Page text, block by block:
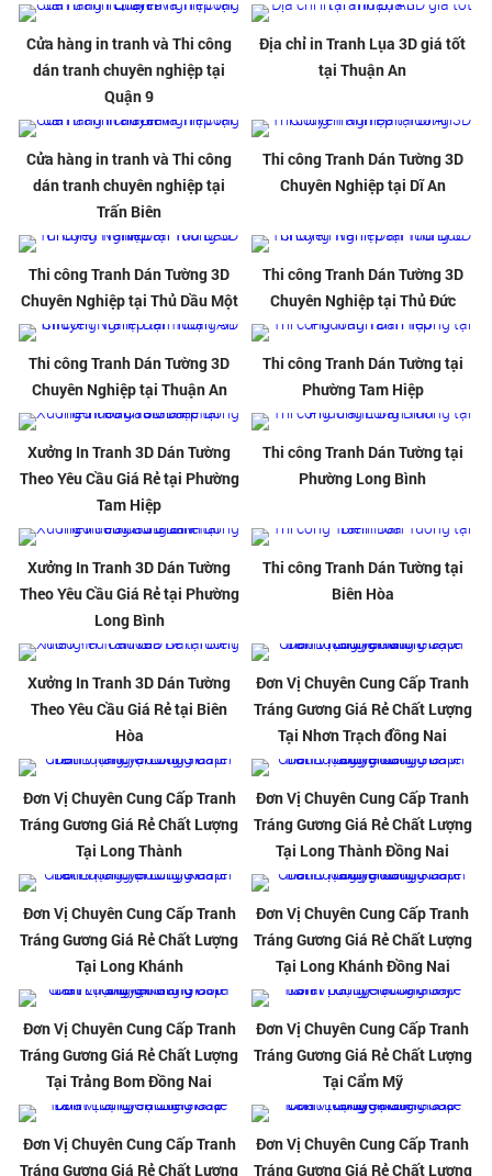
Cửa hàng in tranh và Thi công
dán tranh chuyên nghiệp tại
Quận 9
Địa chỉ in Tranh Lụa 3D giá tốt
tại Thuận An
Cửa hàng in tranh và Thi công
dán tranh chuyên nghiệp tại
Trấn Biên
Thi công Tranh Dán Tường 3D
Chuyên Nghiệp tại Dĩ An
Thi công Tranh Dán Tường 3D
Chuyên Nghiệp tại Thủ Dầu Một
Thi công Tranh Dán Tường 3D
Chuyên Nghiệp tại Thủ Đức
Thi công Tranh Dán Tường 3D
Chuyên Nghiệp tại Thuận An
Thi công Tranh Dán Tường tại
Phường Tam Hiệp
Xưởng In Tranh 3D Dán Tường
Theo Yêu Cầu Giá Rẻ tại Phường
Tam Hiệp
Thi công Tranh Dán Tường tại
Phường Long Bình
Xưởng In Tranh 3D Dán Tường
Theo Yêu Cầu Giá Rẻ tại Phường
Long Bình
Thi công Tranh Dán Tường tại
Biên Hòa
Xưởng In Tranh 3D Dán Tường
Theo Yêu Cầu Giá Rẻ tại Biên
Hòa
Đơn Vị Chuyên Cung Cấp Tranh
Tráng Gương Giá Rẻ Chất Lượng
Tại Nhơn Trạch đồng Nai
Đơn Vị Chuyên Cung Cấp Tranh
Tráng Gương Giá Rẻ Chất Lượng
Tại Long Thành
Đơn Vị Chuyên Cung Cấp Tranh
Tráng Gương Giá Rẻ Chất Lượng
Tại Long Thành Đồng Nai
Đơn Vị Chuyên Cung Cấp Tranh
Tráng Gương Giá Rẻ Chất Lượng
Tại Long Khánh
Đơn Vị Chuyên Cung Cấp Tranh
Tráng Gương Giá Rẻ Chất Lượng
Tại Long Khánh Đồng Nai
Đơn Vị Chuyên Cung Cấp Tranh
Tráng Gương Giá Rẻ Chất Lượng
Tại Trảng Bom Đồng Nai
Đơn Vị Chuyên Cung Cấp Tranh
Tráng Gương Giá Rẻ Chất Lượng
Tại Cẩm Mỹ
Đơn Vị Chuyên Cung Cấp Tranh
Tráng Gương Giá Rẻ Chất Lượng
Đơn Vị Chuyên Cung Cấp Tranh
Tráng Gương Giá Rẻ Chất Lượng